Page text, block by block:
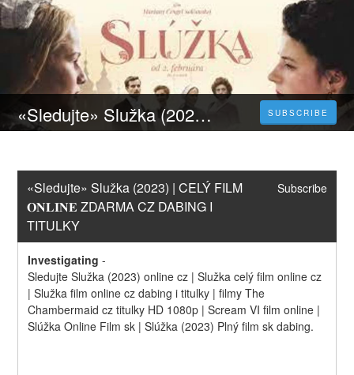
«Sledujte» Služka (2023) | CELÝ FILM 𝐎𝐍𝐋𝐈𝐍𝐄 ZDARMA CZ DABING I TITULKY SUBSCRIBE
«Sledujte» Služka (2023) | CELÝ FILM
𝐎𝐍𝐋𝐈𝐍𝐄 ZDARMA CZ DABING I
TITULKY
Subscribe
Investigating -
Sledujte Služka (2023) online cz | Služka celý film online cz
| Služka film online cz dabing i titulky | filmy The
Chambermaid cz titulky HD 1080p | Scream VI film online |
Slúžka Online Film sk | Slúžka (2023) Plný film sk dabing.